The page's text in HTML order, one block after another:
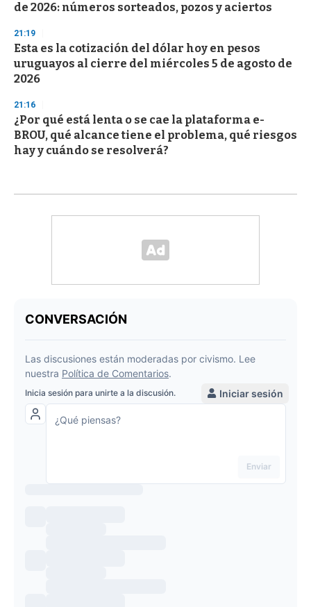
de 2026: números sorteados, pozos y aciertos
21:19
Esta es la cotización del dólar hoy en pesos
uruguayos al cierre del miércoles 5 de agosto de
2026
21:16
¿Por qué está lenta o se cae la plataforma e-
BROU, qué alcance tiene el problema, qué riesgos
hay y cuándo se resolverá?